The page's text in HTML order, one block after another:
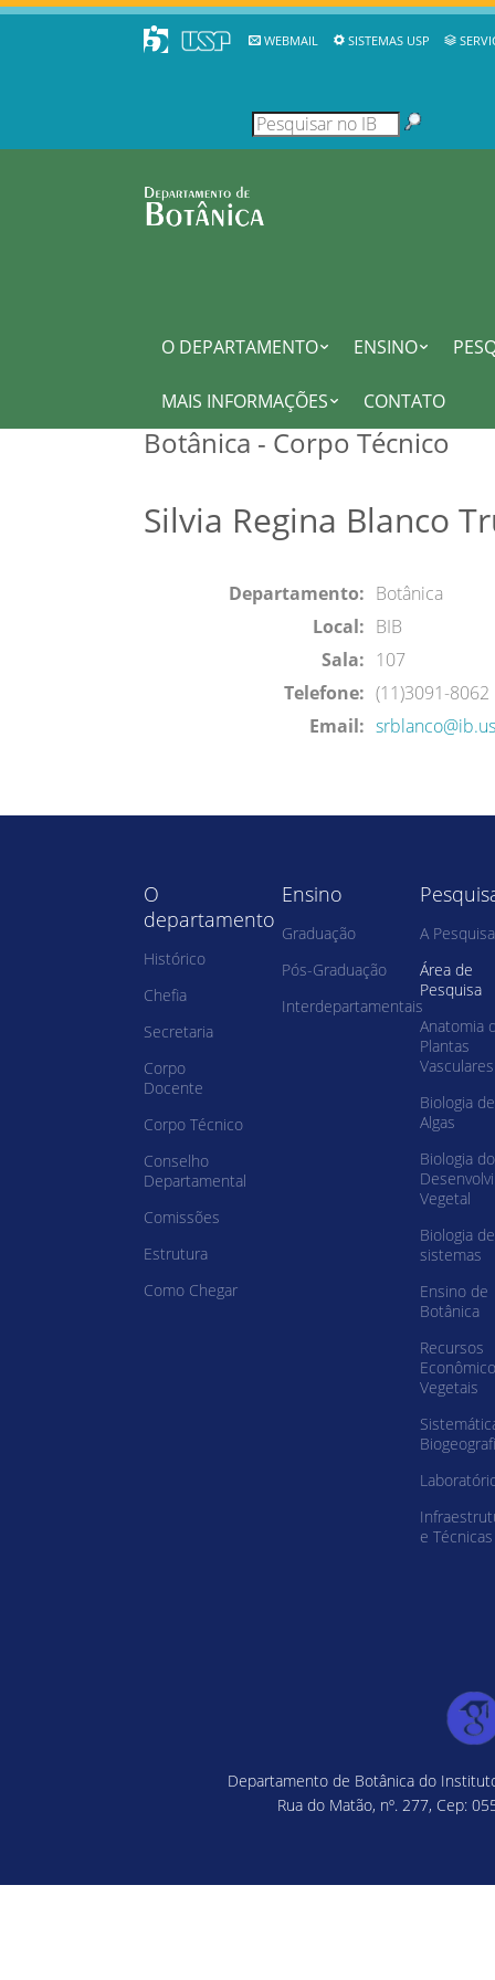
WEBMAIL SISTEMAS USP
O DEPARTAMENTO ENSINO
MAIS INFORMAÇÕES CONTATO
Botânica - Corpo Técnico
Silvia Regina Blanco
Departamento: Botânica
Local: BIB
Sala: 107
Telefone: (11)3091-8062
Email:
O
departamento
Histórico
Chefia
Secretaria
Corpo
Docente
Corpo Técnico
Conselho
Departamental
Comissões
Estrutura
Como Chegar
Ensino
Graduação
Pós-Graduação
Interdepartamentais
A Pesquisa
Área de
Pesquisa
Anatomia
Plantas
Vasculares
Biologia de
Algas
Biologia do
Vegetal
Biologia de
sistemas
Ensino de
Botânica
Recursos
Vegetais
e Técnicas
Departamento de Botânica do
Rua do Matão, nº. 277, Cep: